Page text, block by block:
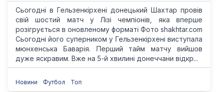
Сьогодні в Гельзенкірхені донецький Шахтар провів
свій шостий матч у Лізі чемпіонів, яка вперше
розігрується в оновленому форматі Фото shakhtar.com
Сьогодні його суперником у Гельзенкірхені виступала
мюнхенська Баварія. Перший тайм матчу вийшов
дуже яскравим. Вже на 5-й хвилині донеччани відкр...
Новини Футбол Топ